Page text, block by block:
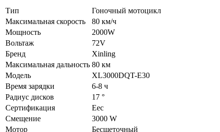
Тип
Гоночный мотоцикл
Максимальная скорость
80 км/ч
Мощность
2000W
Вольтаж
72V
Бренд
Xinling
Максимальная дальность 80 км
Модель
XL3000DQT-E30
Время зарядки
6-8 ч
Радиус дисков
17 °
Сертификация
Eec
Смещение
3000 W
Мотор
Бесщеточный